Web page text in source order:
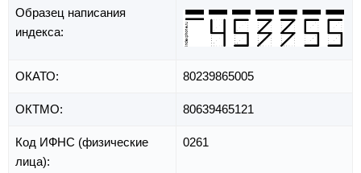
Образец написания
индекса:
ОКАТО: 80239865005
ОКТМО: 80639465121
Код ИФНС (физические
лица):
0261